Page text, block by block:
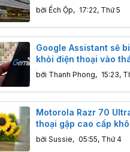
phục 56 lỗ hổng bảo
Galaxy.
bởi Ếch Ộp, 17:22, Thứ 5
Google Assistant sẽ
khỏi điện thoại vào
bởi Thanh Phong, 15:23,
Motorola Razr 70
thoại gập cao cấp
hiệp về vật liệu và cảm
cầm nắm
bởi Sussie, 05:55, Thứ 4